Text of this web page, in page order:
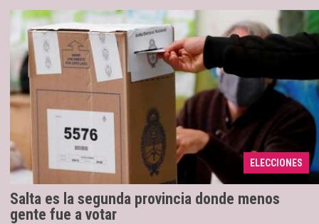
ELECCIONES
Salta es la segunda provincia donde menos
gente fue a votar
23/08/2023
Catorce distritos registraron marcas por
encima del promedio nacional de 30 por ciento. En
total, casi 10,5 millones de votantes no se
molestaron o n ...